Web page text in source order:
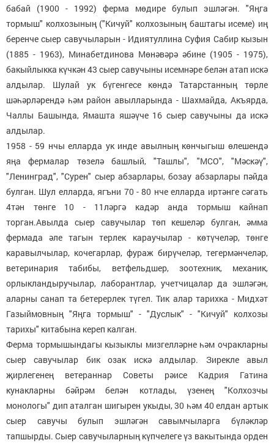
бабай (1900 - 1992) ферма мөдире булып эшләгән. "Яңга
тормыш" колхозының ("Кичуй" колхозының баштагы исеме) иң
беренче сыер савучыларын - Идиятуллина Суфия Сабир кызын
(1885 - 1963), Минабетдинова Мөнәвәрә әбине (1905 - 1975),
бакыйлыкка күчкән 43 сыер савучыны исемнәре белән атап искә
алдылар. Шулай ук бүгенгесе көндә Татарстанның төрле
шәһәрләрендә һәм район авылларында - Шахмайда, Акъярда,
Чаллы Башында, Ямашта яшәүче 16 сыер савучыны да искә
алдылар.
1958 - 59 нчы елларда ук инде авылның көнчыгыш өлешендә
яңа фермалар төзелә башлый, "Ташлы", "МСО", "Мәскәү",
"Ленинград", "Сурен" сыер абзарлары, бозау абзарлары пәйда
булган. Шул елларда, ягъни 70 - 80 нче елларда иртәнге сәгать
4тән төнге 10 - 11ләргә кадәр анда тормыш кайнап
торган.Авылда сыер савучылар төп кешеләр булган, әмма
фермада әле тагын терлек караучылар - көтүчеләр, төнге
каравылчылар, кочегарлар, фураж бирүчеләр, тегермәнчеләр,
ветеринария табибы, ветфельдшер, зоотехник, механик,
орлыкландыручылар, лаборантлар, учетчицалар да эшләгән,
аларны санап та бетерерлек түгел. Тик алар тарихка - Мидхәт
Газыймовның "Яңга тормыш" - "Дуслык" - "Кичуй" колхозы
тарихы" китабына кереп калган.
Ферма тормышындагы кызыклы мизгелләрне һәм очракларны
сыер савучылар бик озак искә алдылар. Зирекле авыл
җирлегенең ветераннар Советы рәисе Кадрия Гатина
кунакларны бәйрәм белән котлады, үзенең "Колхозчы
монологы" дип аталган шигырен укыды, 30 һәм 40 елдан артык
сыер савучы булып эшләгән савымчыларга бүләкләр
тапшырды. Сыер савучыларның күпчелеге үз вакытында орден